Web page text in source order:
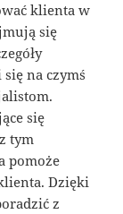
klienta w
się
na czymś
się
tym
pomoże
Dzięki
z